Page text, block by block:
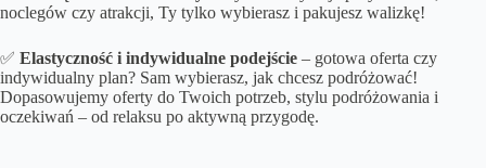
noclegów czy atrakcji, Ty tylko wybierasz i pakujesz walizkę!
✅ Elastyczność i indywidualne podejście – gotowa oferta czy
indywidualny plan? Sam wybierasz, jak chcesz podróżować!
Dopasowujemy oferty do Twoich potrzeb, stylu podróżowania i
oczekiwań – od relaksu po aktywną przygodę.